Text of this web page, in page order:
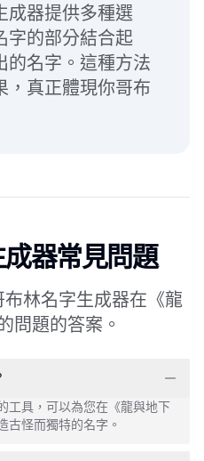
成器提供多種選
字的部分結合起
的名字。這種方法
，真正體現你哥布
器常見問題
林名字生成器在《龍
問題的答案。
工具，可以為您在《龍與地下
古怪而獨特的名字。